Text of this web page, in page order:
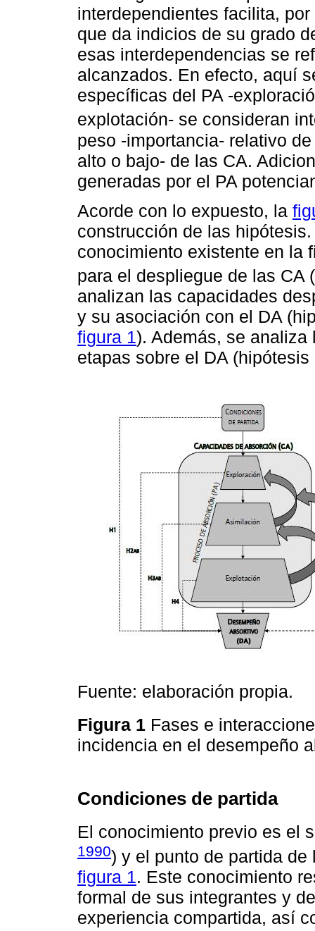
interdependientes facilita,
que da indicios de su grado
esas interdependencias se
alcanzados. En efecto, aquí
específicas del PA -
explotación- se consideran
peso -importancia- relativo
alto o bajo- de las CA.
generadas por el PA
Acorde con lo expuesto, la
construcción de las
conocimiento existente en la
para el despliegue de las CA (
analizan las capacidades
y su asociación con el DA
figura 1). Además, se
etapas sobre el DA
Fuente: elaboración propia.
Figura 1 Fases e
incidencia en el desempeño
Condiciones de partida
El conocimiento previo es el
1990) y el punto de partida
figura 1. Este conocimiento
formal de sus integrantes y
experiencia compartida, así